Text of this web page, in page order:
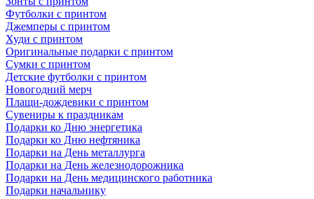
Футболки с принтом
Джемперы с принтом
Худи с принтом
Оригинальные подарки с принтом
Сумки с принтом
Детские футболки с принтом
Новогодний мерч
Плащи-дождевики с принтом
Сувениры к праздникам
Подарки ко Дню энергетика
Подарки ко Дню нефтяника
Подарки на День металлурга
Подарки на День железнодорожника
Подарки на День медицинского работника
Подарки начальнику